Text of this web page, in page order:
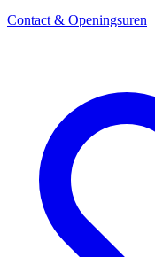
Contact & Openingsuren